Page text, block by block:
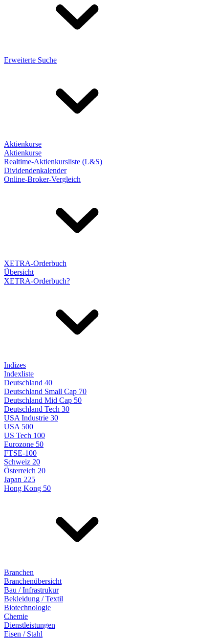
Erweiterte Suche
Aktienkurse
Aktienkurse
Realtime-Aktienkursliste (L&S)
Dividendenkalender
Online-Broker-Vergleich
XETRA-Orderbuch
Übersicht
XETRA-Orderbuch?
Indizes
Indexliste
Deutschland 40
Deutschland Small Cap 70
Deutschland Mid Cap 50
Deutschland Tech 30
USA Industrie 30
USA 500
US Tech 100
Eurozone 50
FTSE-100
Schweiz 20
Österreich 20
Japan 225
Hong Kong 50
Branchen
Branchenübersicht
Bau / Infrastrukur
Bekleidung / Textil
Biotechnologie
Chemie
Dienstleistungen
Eisen / Stahl